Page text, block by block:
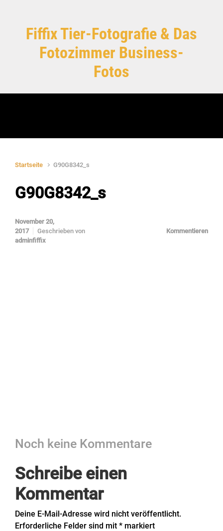
Fiffix Tier-Fotografie & Das
Fotozimmer Business-
Fotos
Startseite G90G8342_s
G90G8342_s
November 20,
2017
Geschrieben von
adminfiffix
Kommentieren
Noch keine Kommentare
Schreibe einen
Kommentar
Deine E-Mail-Adresse wird nicht veröffentlicht.
Erforderliche Felder sind mit * markiert